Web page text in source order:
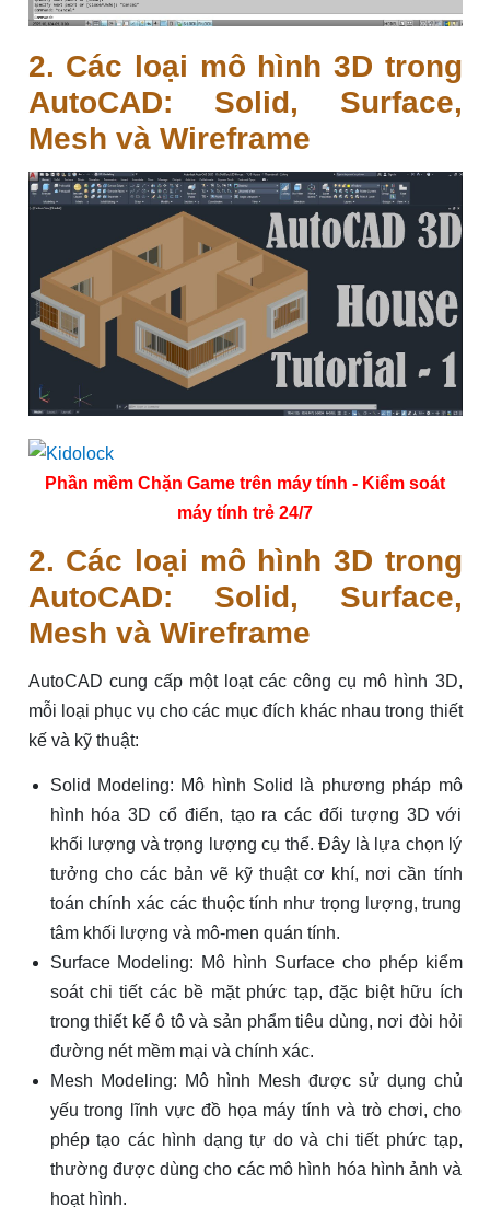
2. Các loại mô hình 3D trong
AutoCAD: Solid, Surface,
Mesh và Wireframe
Phần mềm Chặn Game trên máy tính - Kiểm soát
máy tính trẻ 24/7
2. Các loại mô hình 3D trong
AutoCAD: Solid, Surface,
Mesh và Wireframe
AutoCAD cung cấp một loạt các công cụ mô hình 3D,
mỗi loại phục vụ cho các mục đích khác nhau trong thiết
kế và kỹ thuật:
Solid Modeling: Mô hình Solid là phương pháp mô
hình hóa 3D cổ điển, tạo ra các đối tượng 3D với
khối lượng và trọng lượng cụ thể. Đây là lựa chọn lý
tưởng cho các bản vẽ kỹ thuật cơ khí, nơi cần tính
toán chính xác các thuộc tính như trọng lượng, trung
tâm khối lượng và mô-men quán tính.
Surface Modeling: Mô hình Surface cho phép kiểm
soát chi tiết các bề mặt phức tạp, đặc biệt hữu ích
trong thiết kế ô tô và sản phẩm tiêu dùng, nơi đòi hỏi
đường nét mềm mại và chính xác.
Mesh Modeling: Mô hình Mesh được sử dụng chủ
yếu trong lĩnh vực đồ họa máy tính và trò chơi, cho
phép tạo các hình dạng tự do và chi tiết phức tạp,
thường được dùng cho các mô hình hóa hình ảnh và
hoạt hình.